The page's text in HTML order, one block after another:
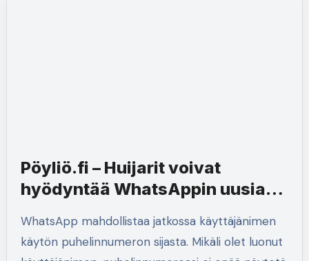
Pöyliö.fi – Huijarit voivat
hyödyntää WhatsAppin uusia
WhatsApp mahdollistaa jatkossa käyttäjänimen
käytön puhelinnumeron sijasta. Mikäli olet luonut